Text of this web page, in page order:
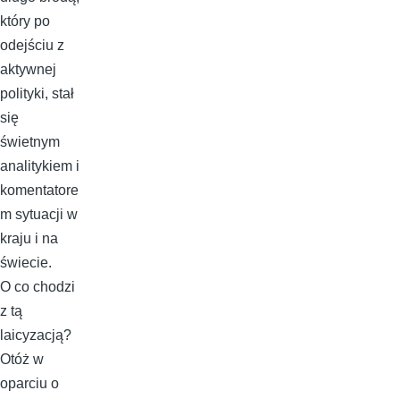
który po
odejściu z
aktywnej
polityki, stał
się
świetnym
analitykiem i
komentatore
m sytuacji w
kraju i na
świecie.
O co chodzi
z tą
laicyzacją?
Otóż w
oparciu o